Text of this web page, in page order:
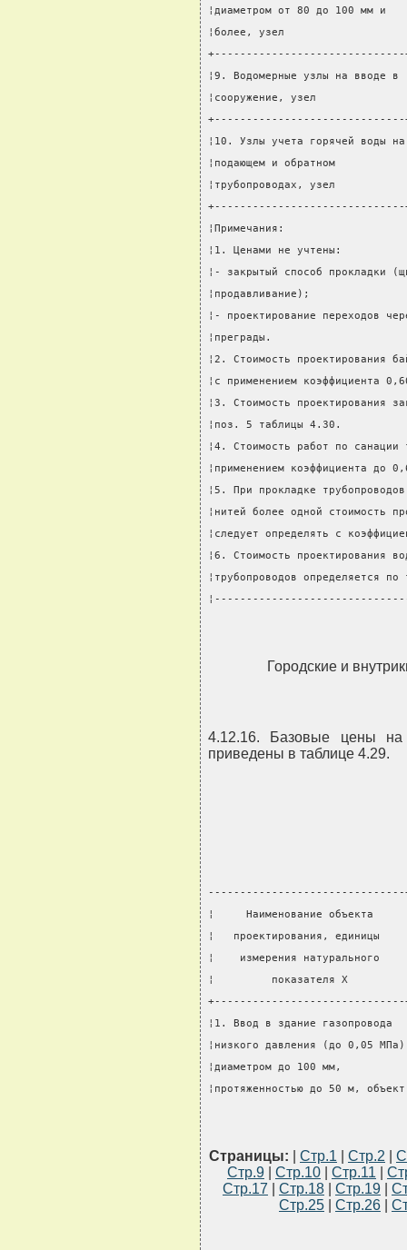
¦диаметром от 80 до
¦более, узел
¦9. Водомерные узлы на
¦сооружение, узел
¦10. Узлы учета горячей
¦подающем и обратном
¦трубопроводах, узел
¦Примечания:
¦1. Ценами не учтены:
¦- закрытый способ
¦продавливание);
¦- проектирование переходов
¦преграды.
¦2. Стоимость проектирования
¦с применением
¦3. Стоимость проектирования
¦поз. 5 таблицы 4.30.
¦4. Стоимость работ по
¦применением
¦5. При прокладке
¦нитей более одной стоимость
¦следует определять с
¦6. Стоимость проектирования
¦трубопроводов
Городские и
4.12.16. Базовые цены на
приведены в таблице 4.29.
-------------------------------
¦     Наименование объекта
¦   проектирования, единицы
¦    измерения
¦         показателя X
¦1. Ввод в здание
¦низкого давления (до
¦диаметром до 100 мм,
¦протяженностью до 50
Страницы: Стр.1 Стр.2
Стр.9
Стр.10 Стр.11
Стр.17
Стр.18 Стр.19
Стр.25
Стр.26